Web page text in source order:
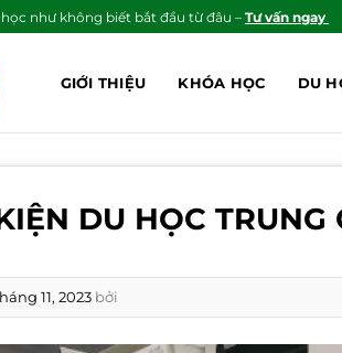
như không biết bắt đầu từ đâu – Tư vấn ngay
GIỚI THIỆU KHÓA HỌC DU
DU HỌC
11, 2023 bởi